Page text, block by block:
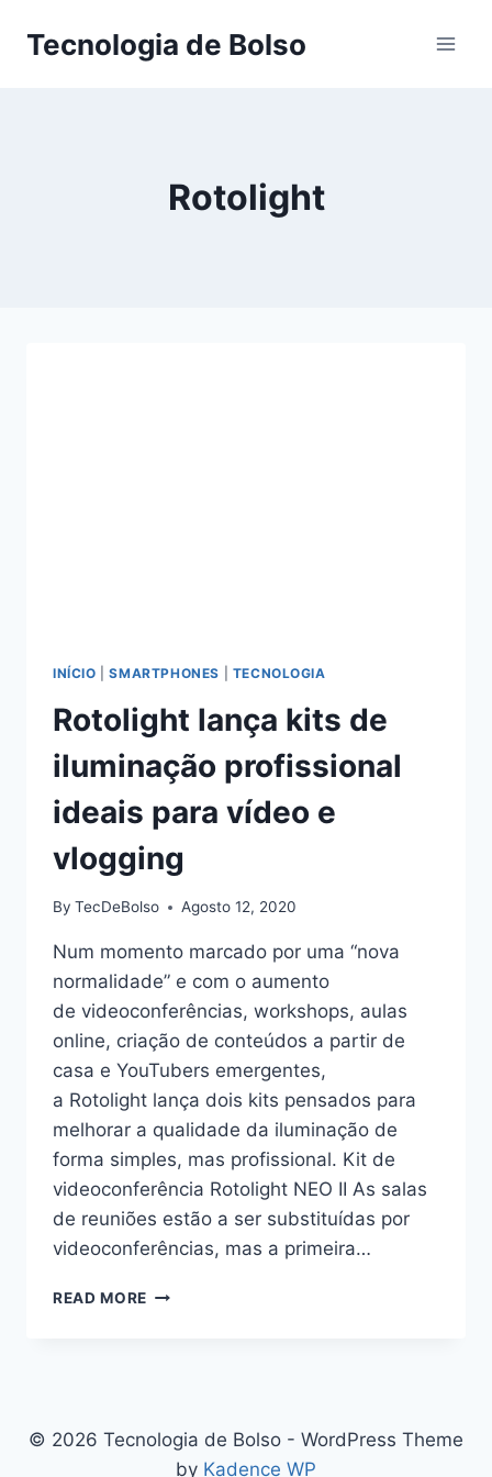
Tecnologia de Bolso
Rotolight
INÍCIO |SMARTPHONES TECNOLOGIA
Rotolight lança kits de
iluminação profissional
ideais para vídeo e
vlogging
By TecDeBolso Agosto 12, 2020
Num momento marcado por uma “nova
normalidade” e com o aumento
de videoconferências, workshops, aulas
online, criação de conteúdos a partir de
casa e YouTubers emergentes,
a Rotolight lança dois kits pensados para
melhorar a qualidade da iluminação de
forma simples, mas profissional. Kit de
videoconferência Rotolight NEO II As salas
de reuniões estão a ser substituídas por
videoconferências, mas a primeira…
READ MORE ROTOLIGHT
IDEAIS
PARA
© 2026 Tecnologia de Bolso - WordPress Theme
by Kadence WP